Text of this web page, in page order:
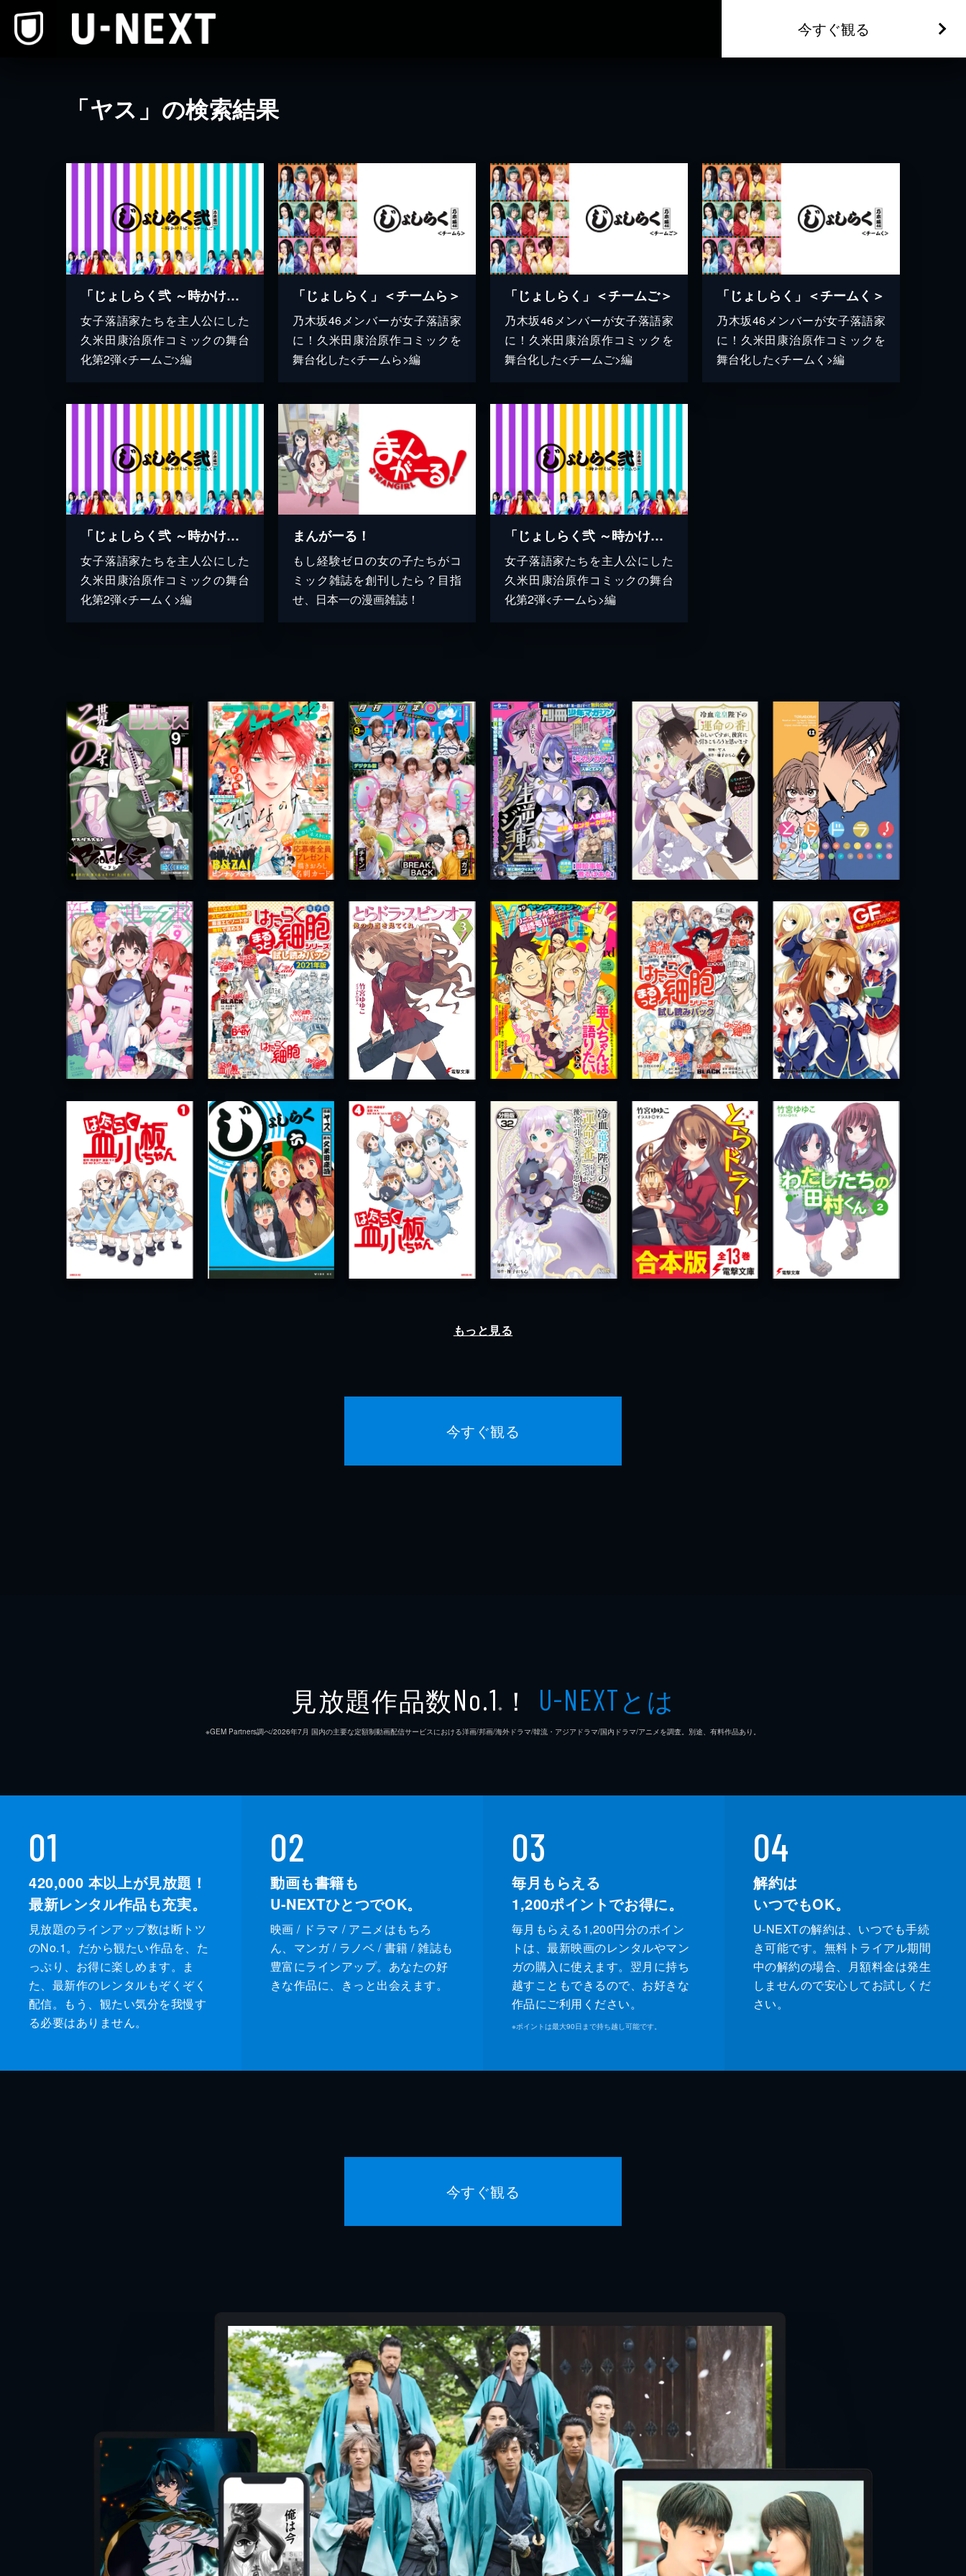
今すぐ観る
「ヤス」の検索結果
「じょしらく弐 ～時かけそば～」＜チームご＞
女子落語家たちを主人公にした
久米田康治原作コミックの舞台
化第2弾<チームご>編
「じょしらく」＜チームら＞
乃木坂46メンバーが女子落語家
に！久米田康治原作コミックを
舞台化した<チームら>編
「じょしらく」＜チームご＞
乃木坂46メンバーが女子落語家
に！久米田康治原作コミックを
舞台化した<チームご>編
「じょしらく」＜チームく＞
乃木坂46メンバーが女子落語家
に！久米田康治原作コミックを
舞台化した<チームく>編
「じょしらく弐 ～時かけそば～」＜チームく＞
女子落語家たちを主人公にした
久米田康治原作コミックの舞台
化第2弾<チームく>編
まんがーる！
もし経験ゼロの女の子たちがコ
ミック雑誌を創刊したら？目指
せ、日本一の漫画雑誌！
「じょしらく弐 ～時かけそば～」＜チームら＞
女子落語家たちを主人公にした
久米田康治原作コミックの舞台
化第2弾<チームら>編
もっと見る
今すぐ観る
見放題作品数No.1 ※ ！ U-NEXTとは
※GEM Partners調べ/2026年7⽉ 国内の主要な定額制動画配信サービスにおける洋画/邦画/海外ドラマ/韓流・アジアドラマ/国内ドラマ/アニメを調査。別途、有料作品あり。
01
420,000 本以上が見放題！
最新レンタル作品も充実。
見放題のラインアップ数は断トツ
のNo.1。だから観たい作品を、た
っぷり、お得に楽しめます。ま
た、最新作のレンタルもぞくぞく
配信。もう、観たい気分を我慢す
る必要はありません。
02
動画も書籍も
U-NEXTひとつでOK。
映画 / ドラマ / アニメはもちろ
ん、マンガ / ラノベ / 書籍 / 雑誌も
豊富にラインアップ。あなたの好
きな作品に、きっと出会えます。
03
毎月もらえる
1,200ポイントでお得に。
毎月もらえる1,200円分のポイン
トは、最新映画のレンタルやマン
ガの購入に使えます。翌月に持ち
越すこともできるので、お好きな
作品にご利用ください。
※ポイントは最大90日まで持ち越し可能です。
04
解約は
いつでもOK。
U-NEXTの解約は、いつでも手続
き可能です。無料トライアル期間
中の解約の場合、月額料金は発生
しませんので安心してお試しくだ
さい。
今すぐ観る